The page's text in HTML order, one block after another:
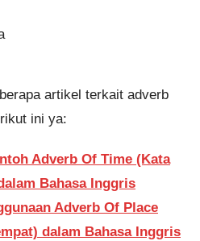
artikel terkait adverb
ini ya:
Adverb Of Time (Kata
Bahasa Inggris
Adverb Of Place
dalam Bahasa Inggris